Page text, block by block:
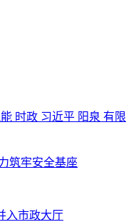
时政 习近平 阳泉 有
筑牢安全基座
入市政大厅